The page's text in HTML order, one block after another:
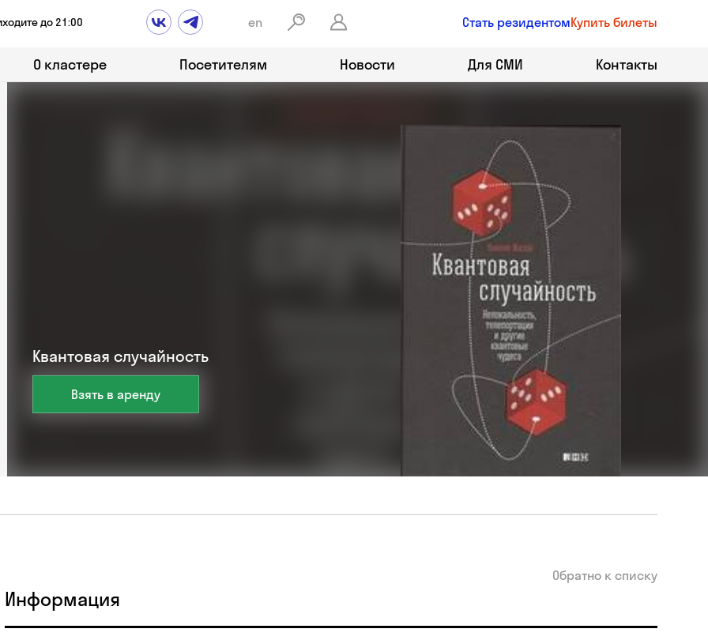
до 21:00 en Стать резидентомКупить билеты
О кластере Посетителям Новости Для СМИ Контакты
Квантовая случайность
Взять в аренду
Обратно к списку
Информация